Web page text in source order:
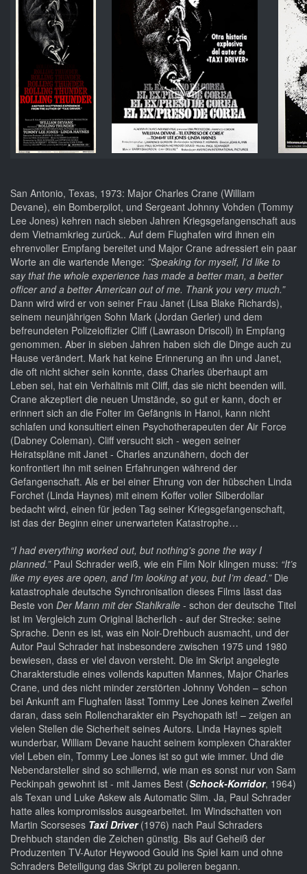
San Antonio, Texas, 1973: Major Charles Crane (William
Devane), ein Bomberpilot, und Sergeant Johnny Vohden (Tommy
Lee Jones) kehren nach sieben Jahren Kriegsgefangenschaft aus
dem Vietnamkrieg zurück.. Auf dem Flughafen wird ihnen ein
ehrenvoller Empfang bereitet und Major Crane adressiert ein paar
Worte an die wartende Menge: ”Speaking for myself, I’d like to
say that the whole experience has made a better man, a better
officer and a better American out of me. Thank you very much.”
Dann wird wird er von seiner Frau Janet (Lisa Blake Richards),
seinem neunjährigen Sohn Mark (Jordan Gerler) und dem
befreundeten Polizeioffizier Cliff (Lawrason Driscoll) in Empfang
genommen. Aber in sieben Jahren haben sich die Dinge auch zu
Hause verändert. Mark hat keine Erinnerung an ihn und Janet,
die oft nicht sicher sein konnte, dass Charles überhaupt am
Leben sei, hat ein Verhältnis mit Cliff, das sie nicht beenden will.
Crane akzeptiert die neuen Umstände, so gut er kann, doch er
erinnert sich an die Folter im Gefängnis in Hanoi, kann nicht
schlafen und konsultiert einen Psychotherapeuten der Air Force
(Dabney Coleman). Cliff versucht sich - wegen seiner
Heiratspläne mit Janet - Charles anzunähern, doch der
konfrontiert ihn mit seinen Erfahrungen während der
Gefangenschaft. Als er bei einer Ehrung von der hübschen Linda
Forchet (Linda Haynes) mit einem Koffer voller Silberdollar
bedacht wird, einen für jeden Tag seiner Kriegsgefangenschaft,
ist das der Beginn einer unerwarteten Katastrophe…
“I had everything worked out, but nothing's gone the way I
planned.”Paul Schrader weiß, wie ein Film Noir klingen muss: “It’s
like my eyes are open, and I’m looking at you, but I’m dead.”Die
katastrophale deutsche Synchronisation dieses Films lässt das
Beste von Der Mann mit der Stahlkralle - schon der deutsche Titel
ist im Vergleich zum Original lächerlich - auf der Strecke: seine
Sprache. Denn es ist, was ein Noir-Drehbuch ausmacht, und der
Autor Paul Schrader hat insbesondere zwischen 1975 und 1980
bewiesen, dass er viel davon versteht. Die im Skript angelegte
Charakterstudie eines vollends kaputten Mannes, Major Charles
Crane, und des nicht minder zerstörten Johnny Vohden – schon
bei Ankunft am Flughafen lässt Tommy Lee Jones keinen Zweifel
daran, dass sein Rollencharakter ein Psychopath ist! – zeigen an
vielen Stellen die Sicherheit seines Autors. Linda Haynes spielt
wunderbar, William Devane haucht seinem komplexen Charakter
viel Leben ein, Tommy Lee Jones ist so gut wie immer. Und die
Nebendarsteller sind so schillernd, wie man es sonst nur von Sam
Peckinpah gewohnt ist - mit James Best (Schock-Korridor, 1964)
als Texan und Luke Askew als Automatic Slim. Ja, Paul Schrader
hatte alles kompromisslos ausgearbeitet. Im Windschatten von
Martin Scorseses Taxi Driver (1976) nach Paul Schraders
Drehbuch standen die Zeichen günstig. Bis auf Geheiß der
Produzenten TV-Autor Heywood Gould ins Spiel kam und ohne
Schraders Beteiligung das Skript zu polieren begann.